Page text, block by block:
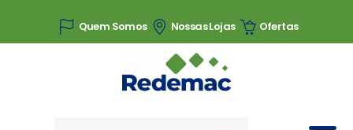
Quem Somos Nossas Lojas Ofertas